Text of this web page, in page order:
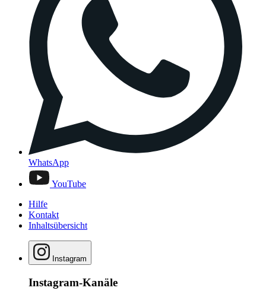
WhatsApp
YouTube
Hilfe
Kontakt
Inhaltsübersicht
Instagram
Instagram-Kanäle